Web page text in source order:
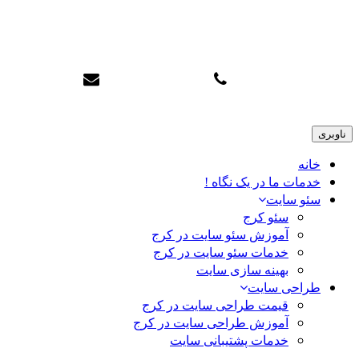
ناوبری
خانه
خدمات ما در یک نگاه !
سئو سایت
سئو کرج
آموزش سئو سایت در کرج
خدمات سئو سایت در کرج
بهینه سازی سایت
طراحی سایت
قیمت طراحی سایت در کرج
آموزش طراحی سایت در کرج
خدمات پشتیبانی سایت